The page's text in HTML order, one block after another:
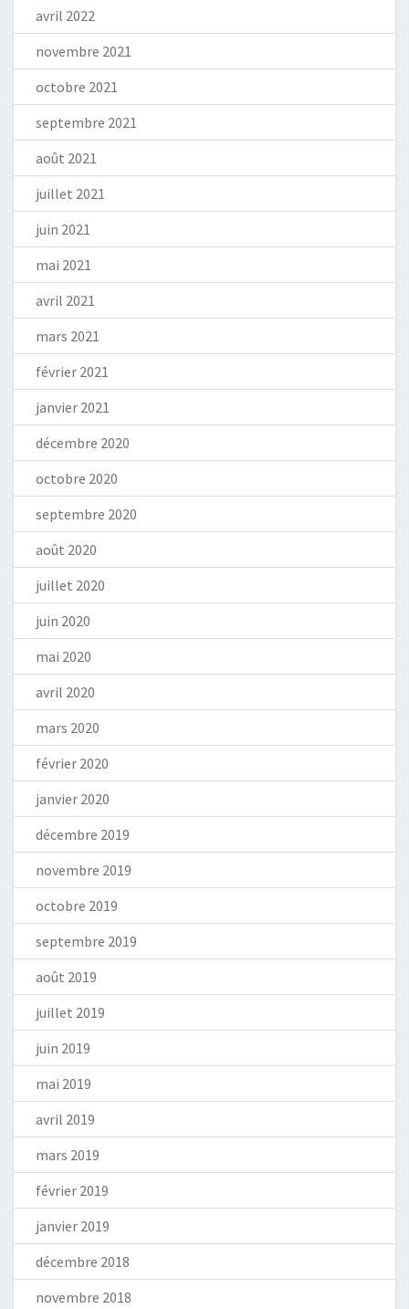
avril 2022
novembre 2021
octobre 2021
septembre 2021
août 2021
juillet 2021
juin 2021
mai 2021
avril 2021
mars 2021
février 2021
janvier 2021
décembre 2020
octobre 2020
septembre 2020
août 2020
juillet 2020
juin 2020
mai 2020
avril 2020
mars 2020
février 2020
janvier 2020
décembre 2019
novembre 2019
octobre 2019
septembre 2019
août 2019
juillet 2019
juin 2019
mai 2019
avril 2019
mars 2019
février 2019
janvier 2019
décembre 2018
novembre 2018